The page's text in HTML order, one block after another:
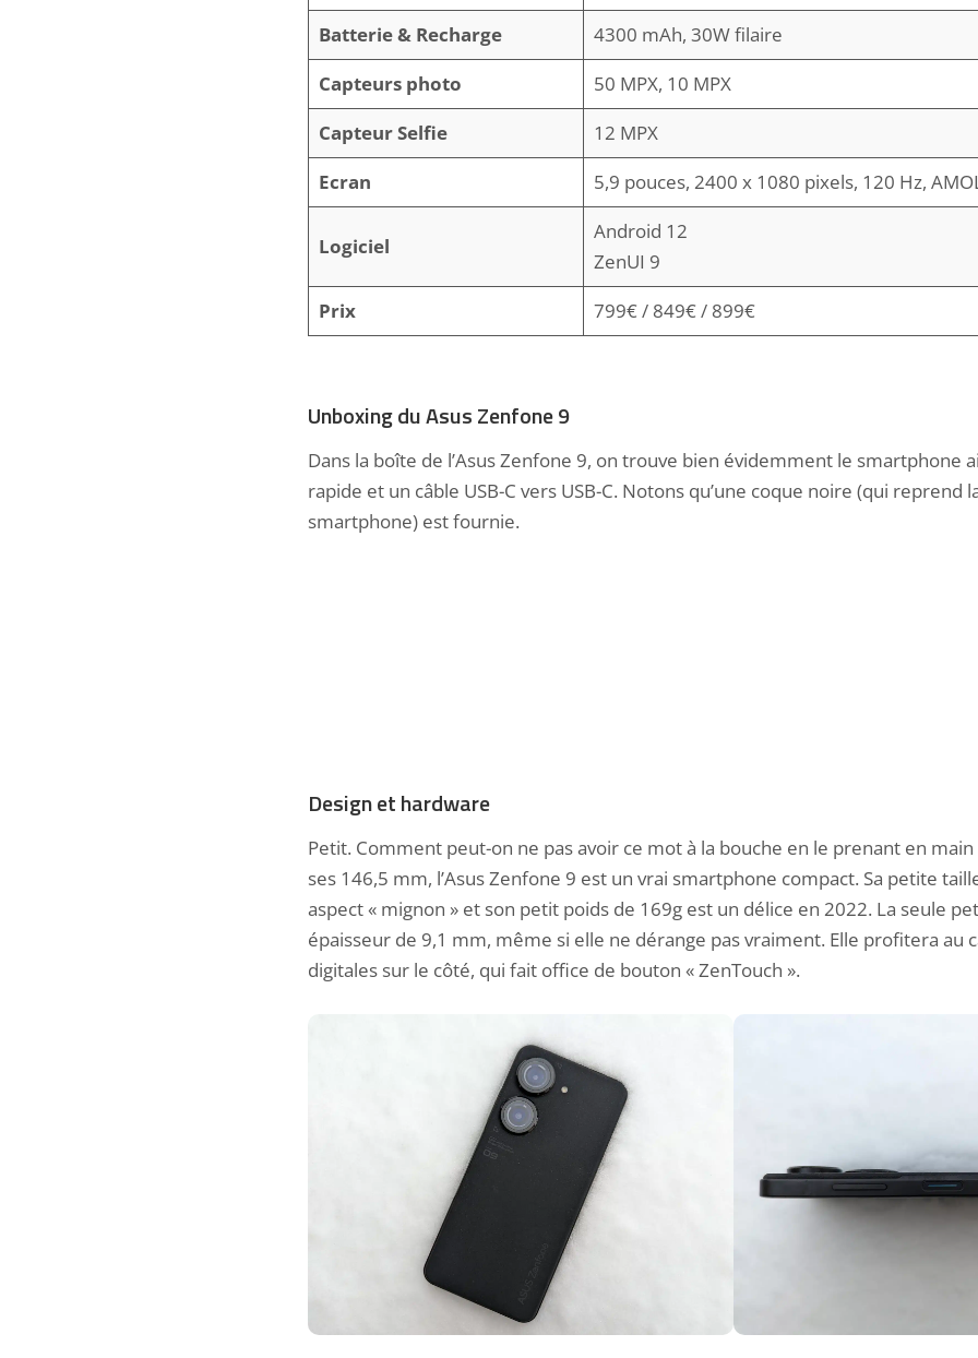
Batterie & Recharge
4300 mAh, 30W filaire
Capteurs photo
50 MPX, 10 MPX
Capteur Selfie
12 MPX
Ecran
5,9 pouces, 2400 x 1080 pixels, 120 Hz,
Logiciel
Android 12
ZenUI 9
Prix
799€ / 849€ / 899€
Unboxing du Asus Zenfone 9
Dans la boîte de l’Asus Zenfone 9, on trouve bien évidemment le smartphone
rapide et un câble USB-C vers USB-C. Notons qu’une coque noire (qui reprend
smartphone) est fournie.
Design et hardware
Petit. Comment peut-on ne pas avoir ce mot à la bouche en le prenant en main
ses 146,5 mm, l’Asus Zenfone 9 est un vrai smartphone compact. Sa petite
aspect « mignon » et son petit poids de 169g est un délice en 2022. La seule
épaisseur de 9,1 mm, même si elle ne dérange pas vraiment. Elle profitera au
digitales sur le côté, qui fait office de bouton « ZenTouch ».